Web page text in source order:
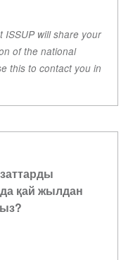
ISSUP will share your
of the national
this to contact you in
қай жылдан